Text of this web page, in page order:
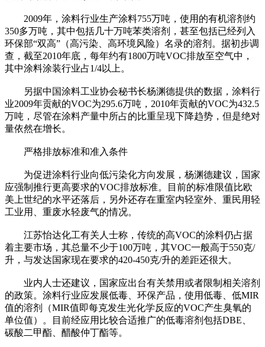
2009年，涂料行业生产涂料755万吨，使用的有机溶剂约
350多万吨，其中包括几十万吨苯类溶剂，甚至包括已经列入
环保部“双高”（高污染、高环境风险）名录的溶剂。据初步调
查，截至2010年底，每年约有1800万吨VOC排放至空气中，
其中涂料涂装行业占1/4以上。
另据中国涂料工业协会秘书长杨渊德提供的数据，涂料行
业2009年贡献的VOC为295.6万吨，2010年贡献的VOC为432.5
万吨，尽管在涂料产量中所占的比重呈现下降趋势，但是绝对
量依然在增长。
严格排放标准和准入条件
为促进涂料行业向低污染化方向发展，杨渊德建议，国家
应强制推行更高要求的VOC排放标准。目前的标准限值比欧
美上世纪的水平还落后，另外还存在重室内轻室外、重民用轻
工业用、重废水轻废气的情况。
江苏怡达化工有关人士称，传统的高VOC的涂料仍占据
着主要市场，其总量不少于100万吨，其VOC一般高于550克/
升，与发达国家现在要求的420-450克/升的差距还很大。
业内人士还建议，国家应出台有关禁用或者限制相关溶剂
的政策。涂料行业应发展低毒、环保产品，使用低毒、低MIR
值的溶剂（MIR值即每克发生光化学反应的VOC产生臭氧的
单位值）。目前经应用比较合适推广的低毒溶剂包括DBE、
碳酸二甲酯、醋酸仲丁酯等。